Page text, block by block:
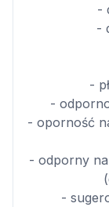
-
-
-
-
- oporność
- odporny
-